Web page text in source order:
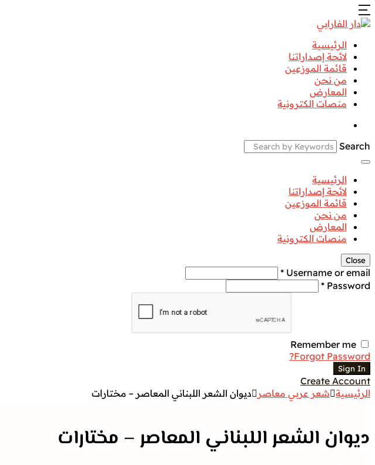
الرئيسية
لائحة إصداراتنا
قائمة الموزعين
من نحن
المعارض
منصات الكترونية
Search
الرئيسية
لائحة إصداراتنا
قائمة الموزعين
من نحن
المعارض
منصات الكترونية
Close
Username or email *
Password *
Remember me
Forgot Password?
Sign In
Create Account
الرئيسية شعر عربي معاصر ديوان الشعر اللبناني المعاصر – مختارات
ديوان الشعر اللبناني المعاصر – مختارات